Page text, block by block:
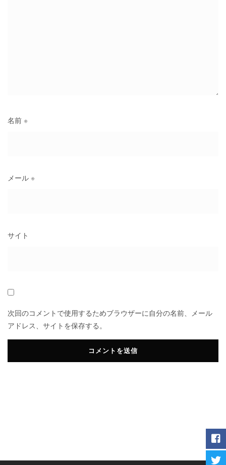
名前 ※
メール ※
サイト
次回のコメントで使用するためブラウザーに自分の名前、メール
アドレス、サイトを保存する。